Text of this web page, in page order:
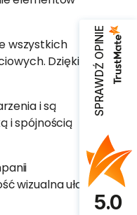
wszystkich
Dzięki temu
i są
i spójnością
wizualna ułatwia
SPRAWDŹ OPINIE
5.0